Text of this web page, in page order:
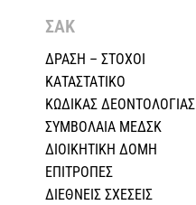
ΣΑΚ
ΔΡΑΣΗ – ΣΤΟΧΟΙ
ΚΑΤΑΣΤΑΤΙΚΟ
ΚΩΔΙΚΑΣ ΔΕΟΝΤΟΛΟΓΙΑΣ
ΣΥΜΒΟΛΑΙΑ ΜΕΔΣΚ
ΔΙΟΙΚΗΤΙΚΗ ΔΟΜΗ
ΕΠΙΤΡΟΠΕΣ
ΔΙΕΘΝΕΙΣ ΣΧΕΣEIΣ